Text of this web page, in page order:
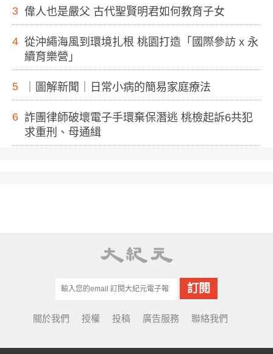
3 偉人也是嚴父 古代聖賢明君如何教育子女
4 從沖繩海風到環境扎根 桃園打造「國際參訪 x 永
續育樂營」
5 ｜圖解新聞｜日常小病的簡易家庭療法
6 詐團律師破壞電子手環棄保潛逃 桃檢起訴6共犯
求重刑、母通緝
關於我們 授權 投稿 廣告服務 聯絡我們